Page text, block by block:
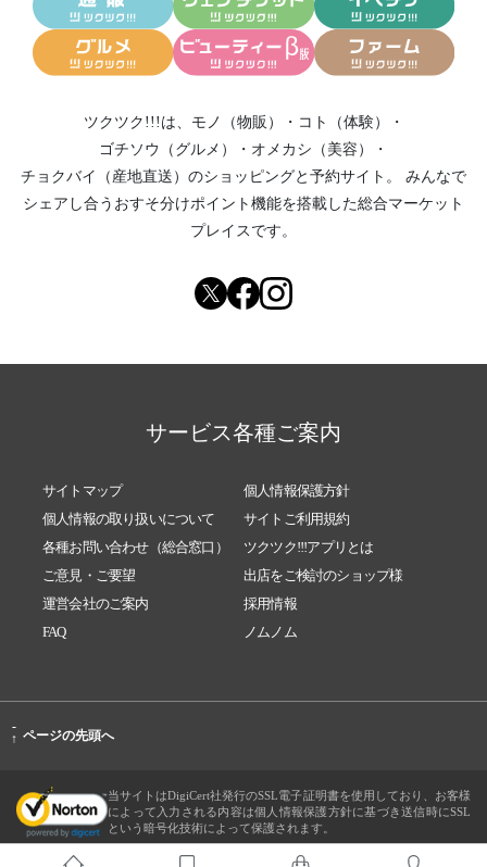
ツクツク!!!は、 モノ（物販） ・ コト（体験）
・
ゴチソウ（グルメ）
・ オメカシ（美容）
・
チョクバイ（産地直送） のショッピングと予約サイト。
みんなで
シェアし合う おすそ分けポイント機能を搭載した総合マーケット
プレイスです。
サービス各種ご案内
サイトマップ
個人情報保護方針
個人情報の取り扱いについて
サイトご利用規約
各種お問い合わせ（総合窓口）
ツクツク!!!アプリとは
ご意見・ご要望
出店をご検討のショップ様
運営会社のご案内
採用情報
FAQ
ノムノム
-
↑ ページの先頭へ
当サイトはDigiCert社発行のSSL電子証明書を使用しており、お客様
によって入力される内容は個人情報保護方針に基づき送信時にSSL
という暗号化技術によって保護されます。